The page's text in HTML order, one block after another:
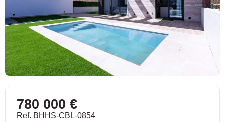
780 000 €
Ref. BHHS-CBL-0854